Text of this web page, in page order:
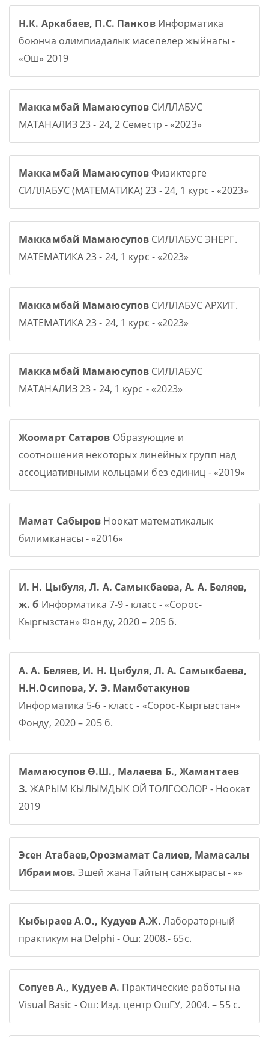
Н.К. Аркабаев, П.С. ПанковИнформатика
боюнча олимпиадалык маселелер жыйнагы -
«Ош» 2019
Маккамбай Мамаюсупов СИЛЛАБУС
МАТАНАЛИЗ 23 - 24, 2 Семестр - «2023»
Маккамбай МамаюсуповФизиктерге
СИЛЛАБУС (МАТЕМАТИКА) 23 - 24, 1 курс - «2023»
Маккамбай Мамаюсупов СИЛЛАБУС ЭНЕРГ.
МАТЕМАТИКА 23 - 24, 1 курс - «2023»
Маккамбай Мамаюсупов СИЛЛАБУС АРХИТ.
МАТЕМАТИКА 23 - 24, 1 курс - «2023»
Маккамбай Мамаюсупов СИЛЛАБУС
МАТАНАЛИЗ 23 - 24, 1 курс - «2023»
Жоомарт Сатаров Образующие и
соотношения некоторых линейных групп над
ассоциативными кольцами без единиц - «2019»
Мамат Сабыров Ноокат математикалык
билимканасы - «2016»
И. Н. Цыбуля, Л. А. Самыкбаева, А. А. Беляев,
ж. б Информатика 7-9 - класс - «Сорос-
Кыргызстан» Фонду, 2020 – 205 б.
А. А. Беляев, И. Н. Цыбуля, Л. А. Самыкбаева,
Н.Н.Осипова, У. Э. Мамбетакунов
Информатика 5-6 - класс - «Сорос-Кыргызстан»
Фонду, 2020 – 205 б.
Мамаюсупов Ө.Ш., Малаева Б., Жамантаев
З. ЖАРЫМ КЫЛЫМДЫК ОЙ ТОЛГООЛОР - Ноокат
2019
Эсен Атабаев,Орозмамат Салиев, Мамасалы
Ибраимов. Эшей жана Тайтың санжырасы - «»
Кыбыраев А.О., Кудуев А.Ж. Лабораторный
практикум на Delphi - Ош: 2008.- 65с.
Сопуев А., Кудуев А. Практические работы на
Visual Basic - Ош: Изд. центр ОшГУ, 2004. – 55 с.